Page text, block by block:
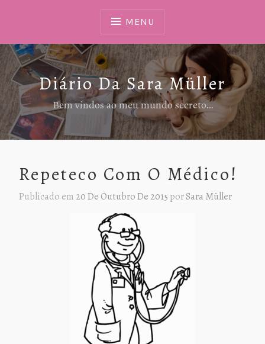
MENU
Diário Da Sara Müller
Bem vindos ao meu mundo secreto…
Repeteco Com O Médico!
Publicado em 20 De Outubro De 2015 porSara Müller